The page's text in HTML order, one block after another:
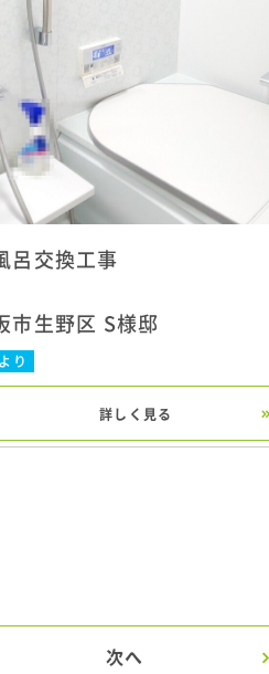
呂交換工事
市生野区 S様邸
り
詳しく見る
次へ